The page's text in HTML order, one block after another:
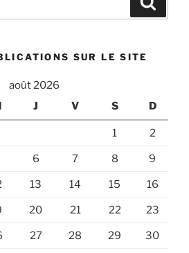
SUR LE SITE
août 2026
J V S D
1 2
6 7 8 9
13 14 15 16
20 21 22 23
27 28 29 30